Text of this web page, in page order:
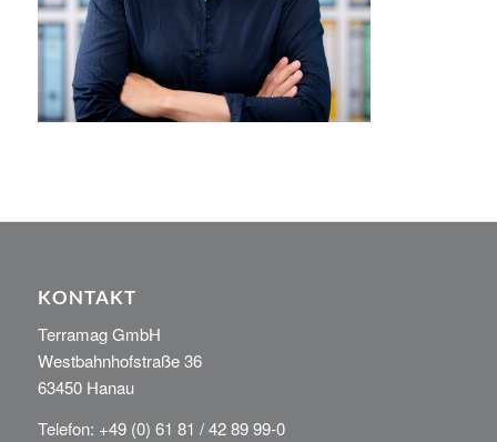
KONTAKT
Terramag GmbH
Westbahnhofstraße 36
63450 Hanau
Telefon: +49 (0) 61 81 / 42 89 99-0